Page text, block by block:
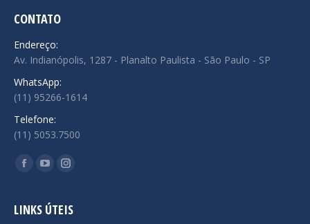
CONTATO
Endereço:
Av. Indianópolis, 1287 - Planalto Paulista - São Paulo - SP
WhatsApp:
(11) 95266-1614
Telefone:
(11) 5053.7500
Encontre-nos em:
Facebook
opens
YouTube
opens
Instagram
opens
LINKS ÚTEIS